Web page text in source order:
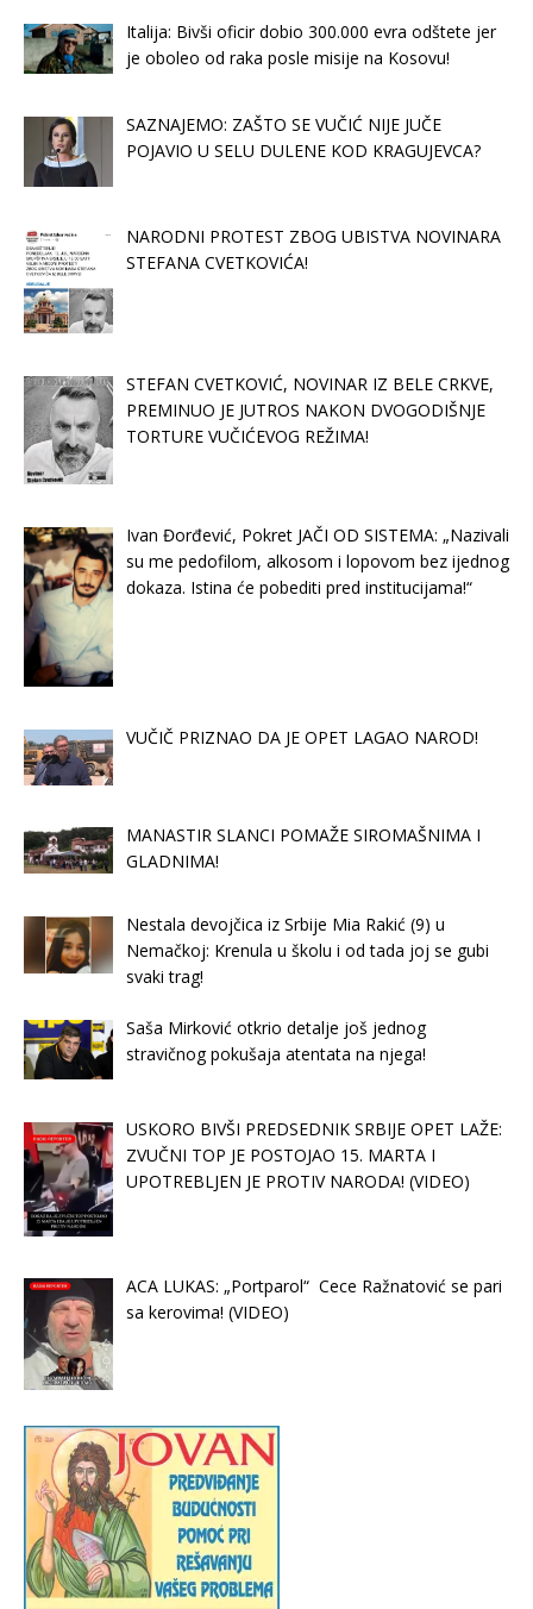
Italija: Bivši oficir dobio 300.000 evra odštete jer
je oboleo od raka posle misije na Kosovu!
SAZNAJEMO: ZAŠTO SE VUČIĆ NIJE JUČE
POJAVIO U SELU DULENE KOD KRAGUJEVCA?
NARODNI PROTEST ZBOG UBISTVA NOVINARA
STEFANA CVETKOVIĆA!
STEFAN CVETKOVIĆ, NOVINAR IZ BELE CRKVE,
PREMINUO JE JUTROS NAKON DVOGODIŠNJE
TORTURE VUČIĆEVOG REŽIMA!
Ivan Đorđević, Pokret JAČI OD SISTEMA: „Nazivali
su me pedofilom, alkosom i lopovom bez ijednog
dokaza. Istina će pobediti pred institucijama!“
VUČIČ PRIZNAO DA JE OPET LAGAO NAROD!
MANASTIR SLANCI POMAŽE SIROMAŠNIMA I
GLADNIMA!
Nestala devojčica iz Srbije Mia Rakić (9) u
Nemačkoj: Krenula u školu i od tada joj se gubi
svaki trag!
Saša Mirković otkrio detalje još jednog
stravičnog pokušaja atentata na njega!
USKORO BIVŠI PREDSEDNIK SRBIJE OPET LAŽE:
ZVUČNI TOP JE POSTOJAO 15. MARTA I
UPOTREBLJEN JE PROTIV NARODA! (VIDEO)
ACA LUKAS: „Portparol“ Cece Ražnatović se pari
sa kerovima! (VIDEO)